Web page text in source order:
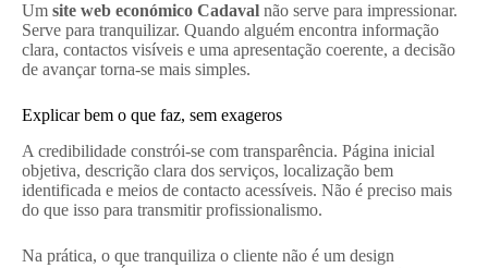
Um site web económico Cadaval não serve para impressionar.
Serve para tranquilizar. Quando alguém encontra informação
clara, contactos visíveis e uma apresentação coerente, a decisão
de avançar torna-se mais simples.
Explicar bem o que faz, sem exageros
A credibilidade constrói-se com transparência. Página inicial
objetiva, descrição clara dos serviços, localização bem
identificada e meios de contacto acessíveis. Não é preciso mais
do que isso para transmitir profissionalismo.
Na prática, o que tranquiliza o cliente não é um design